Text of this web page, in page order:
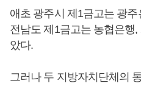
애초 광주시 제1금고는 광
전남도 제1금고는 농협은행
았다.
그러나 두 지방자치단체의